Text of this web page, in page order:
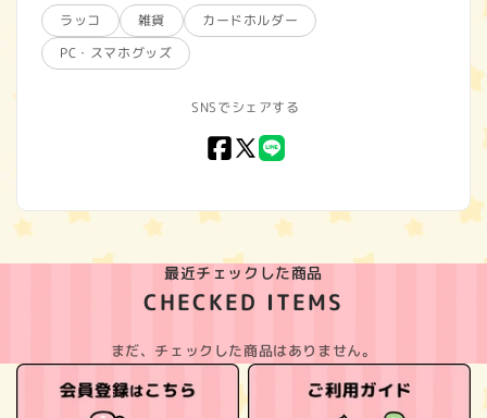
ラッコ 雑貨
カードホルダー
PC・スマホグッズ
SNSでシェアする
Facebook
X
LINE
最近チェックした商品
CHECKED ITEMS
まだ、チェックした商品はありません。